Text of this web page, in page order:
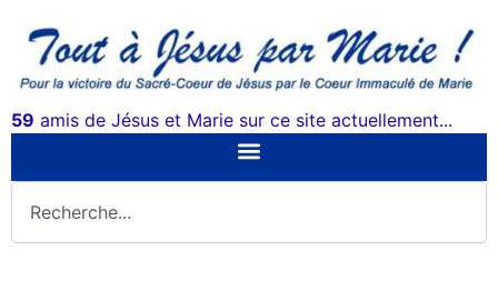
59 amis de Jésus et Marie sur ce site actuellement...